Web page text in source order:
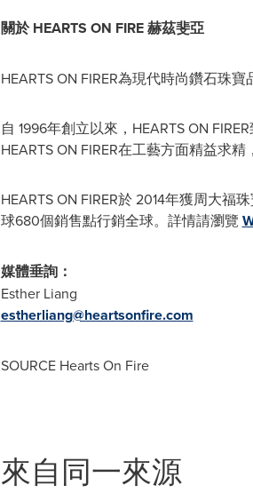
關於HEARTS ON FIRE赫茲斐亞
HEARTS ON FIRER為現代時尚鑽石珠寶
自 1996年創立以來， HEARTS ON FIRER
HEARTS ON FIRER在工藝方面精益求精
HEARTS ON FIRER於 2014年獲周大福
球680個銷售點行銷全球。詳情請瀏覽
媒體垂詢：
Esther Liang
estherliang@heartsonfire.com
SOURCE Hearts On Fire
來自同一來源